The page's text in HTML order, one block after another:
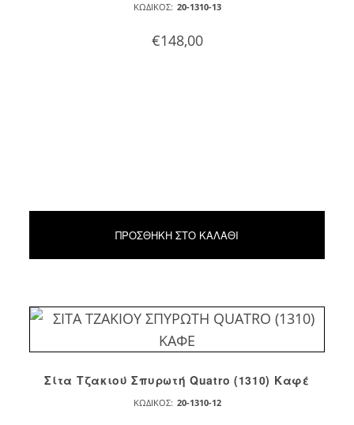
ΚΩΔΙΚΌΣ: 20-1310-13
€148,00
ΠΡΟΣΘΉΚΗ ΣΤΟ ΚΑΛΆΘΙ
Σίτα Τζακιού Σπυρωτή Quatro (1310) Καφέ
ΚΩΔΙΚΌΣ: 20-1310-12